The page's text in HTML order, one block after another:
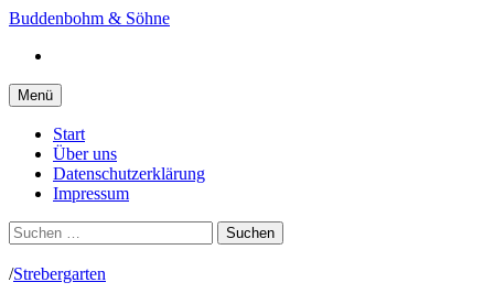
Springe
Inhalt
Buddenbohm & Söhne
Menü
Start
Über uns
Datenschutzerklärung
Impressum
Suchen
nach:
/Strebergarten